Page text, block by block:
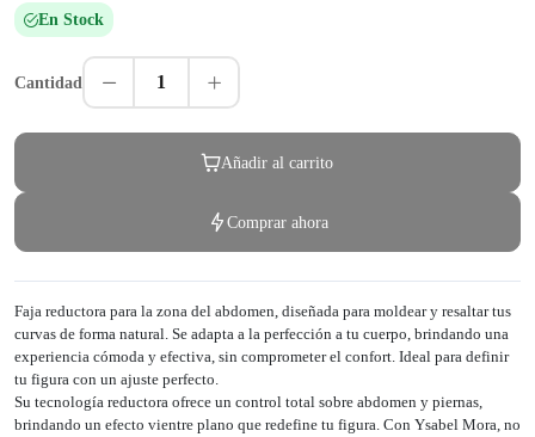
En Stock
Cantidad 1
Añadir al carrito
Comprar ahora
Faja reductora para la zona del abdomen, diseñada para moldear y resaltar tus
curvas de forma natural. Se adapta a la perfección a tu cuerpo, brindando una
experiencia cómoda y efectiva, sin comprometer el confort. Ideal para definir
tu figura con un ajuste perfecto.
Su tecnología reductora ofrece un control total sobre abdomen y piernas,
brindando un efecto vientre plano que redefine tu figura. Con Ysabel Mora, no